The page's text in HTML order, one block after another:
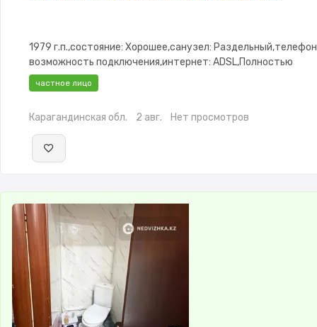
1979 г.п.,состояние: Хорошее,санузел:
возможность подключения,интернет: ADSL,Полностью
меблирована,Полностью меблирована,паркинг: Рядом
стоянка,Домофон
частное лицо
Карагандинская обл. 2 авг. Нет просмотров